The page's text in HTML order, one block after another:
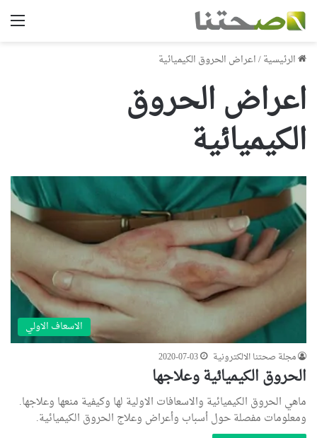
الرئيسية/اعراض الحروق الكيميائية
اعراض الحروق
الكيميائية
الاسعاف الاولي
مجلة صحتنا الالكترونية 2020-07-03
الحروق الكيميائية وعلاجها
ماهي الحروق الكيميائية والاسعافات الاولية لها وكيفية منعها وعلاجها.
ومعلومات مفصلة حول أسباب وأعراض وعلاج الحروق الكيميائية.